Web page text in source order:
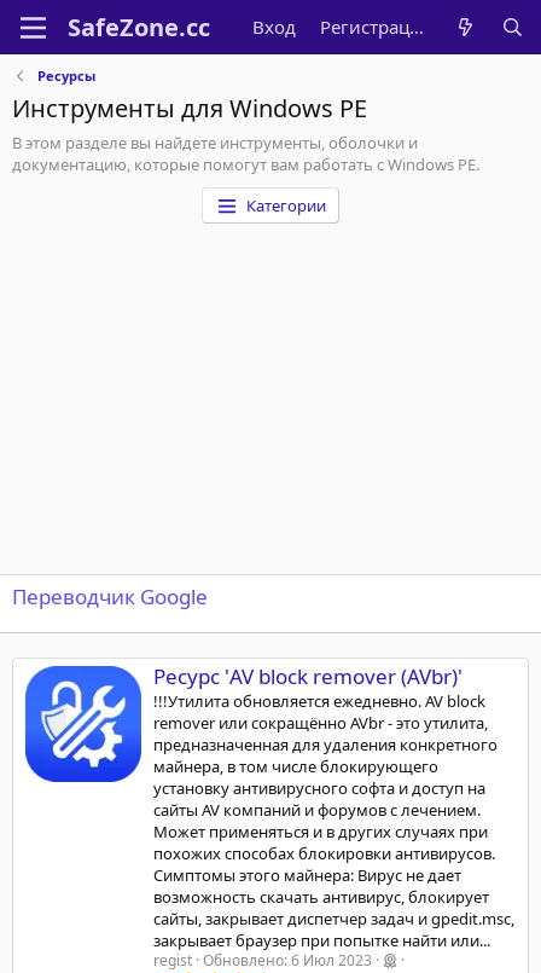
Вход Регистрация
Ресурсы
Инструменты для Windows PE
В этом разделе вы найдете инструменты, оболочки и
документацию, которые помогут вам работать с Windows PE.
Категории
Переводчик Google
Ресурс 'AV block remover (AVbr)'
!!!Утилита обновляется ежедневно. AV block
remover или сокращённо AVbr - это утилита,
предназначенная для удаления конкретного
майнера, в том числе блокирующего
установку антивирусного софта и доступ на
сайты AV компаний и форумов с лечением.
Может применяться и в других случаях при
похожих способах блокировки антивирусов.
Симптомы этого майнера: Вирус не дает
возможность скачать антивирус, блокирует
сайты, закрывает диспетчер задач и gpedit.msc,
закрывает браузер при попытке найти или...
regist Обновлено:6 Июл 2023